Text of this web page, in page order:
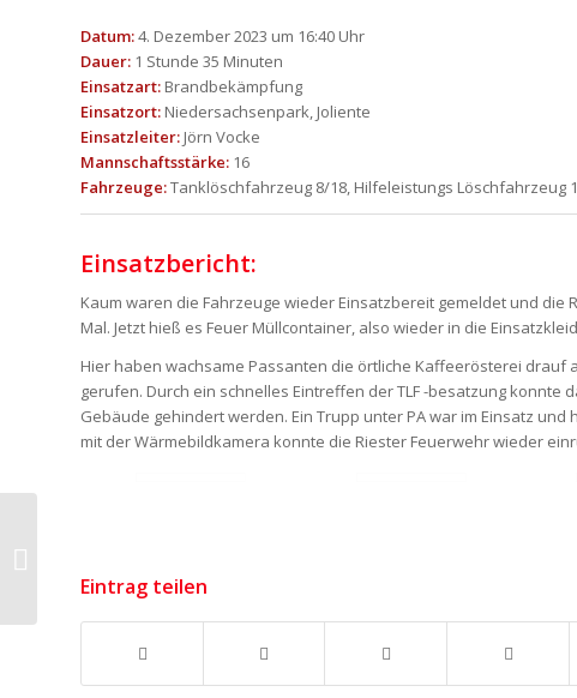
Datum:4. Dezember 2023 um 16:40 Uhr
Dauer: 1 Stunde 35 Minuten
Einsatzart: Brandbekämpfung
Einsatzort: Niedersachsenpark, Joliente
Einsatzleiter: Jörn Vocke
Mannschaftsstärke: 16
Fahrzeuge:Tanklöschfahrzeug 8/18, Hilfeleistungs Löschfahrzeug
Einsatzbericht:
Kaum waren die Fahrzeuge wieder Einsatzbereit gemeldet und die
Mal. Jetzt hieß es Feuer Müllcontainer, also wieder in die
Hier haben wachsame Passanten die örtliche Kaffeerösterei
gerufen. Durch ein schnelles Eintreffen der TLF -besatzung
Gebäude gehindert werden. Ein Trupp unter PA war im Einsatz
mit der Wärmebildkamera konnte die Riester Feuerwehr wieder
Eintrag teilen